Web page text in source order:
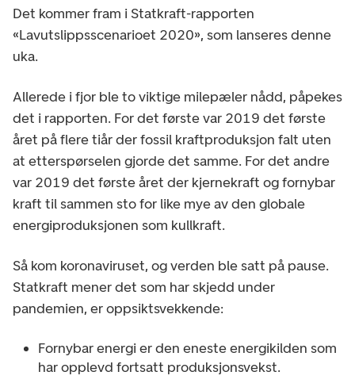
Det kommer fram i Statkraft-rapporten
«Lavutslippsscenarioet 2020», som lanseres denne
uka.
Allerede i fjor ble to viktige milepæler nådd, påpekes
det i rapporten. For det første var 2019 det første
året på flere tiår der fossil kraftproduksjon falt uten
at etterspørselen gjorde det samme. For det andre
var 2019 det første året der kjernekraft og fornybar
kraft til sammen sto for like mye av den globale
energiproduksjonen som kullkraft.
Så kom koronaviruset, og verden ble satt på pause.
Statkraft mener det som har skjedd under
pandemien, er oppsiktsvekkende:
Fornybar energi er den eneste energikilden som
har opplevd fortsatt produksjonsvekst.